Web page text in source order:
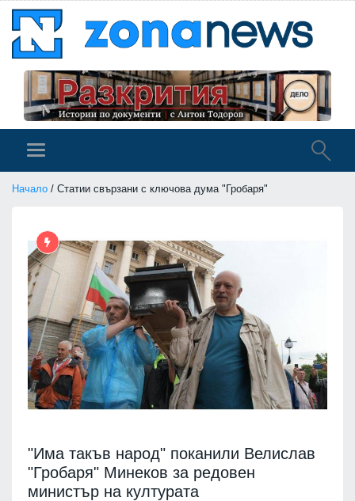
Начало / Статии свързани с ключова дума "Гробаря"
"Има такъв народ" поканили Велислав
"Гробаря" Минеков за редовен
министър на културата